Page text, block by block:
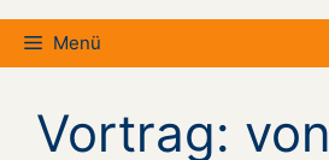
Menü
Vortrag: von